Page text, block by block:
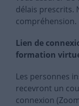
délais prescrits.
compréhension.
Lien de
formation
Les personnes
recevront un
connexion